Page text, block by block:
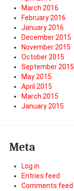
March 2016
February 2016
January 2016
December 2015
November 2015
October 2015
September 2015
May 2015
April 2015
March 2015
January 2015
Meta
Log in
Entries feed
Comments feed